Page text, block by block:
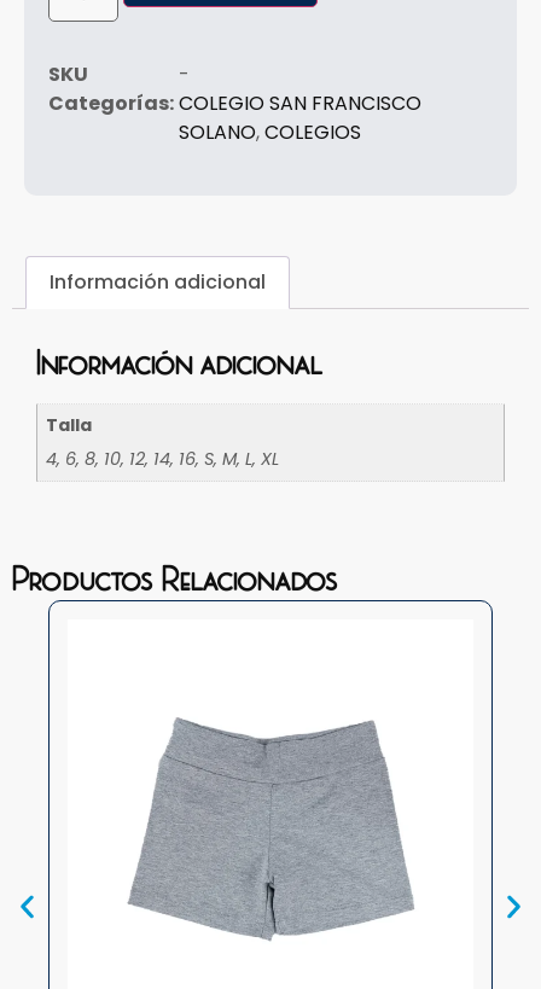
SKU
-
Categorías:COLEGIO SAN FRANCISCO
SOLANO,COLEGIOS
Información adicional
Información adicional
Talla
4, 6, 8, 10, 12, 14, 16, S, M, L, XL
Productos Relacionados